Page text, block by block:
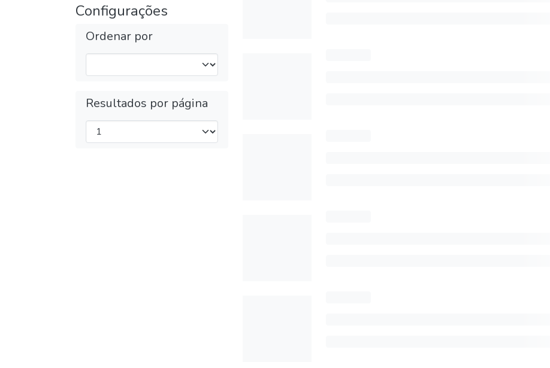
Configurações
Ordenar por
Resultados por página